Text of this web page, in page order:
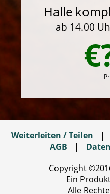
Halle
ab 14.00
Weiterleiten / Teilen |
AGB
|
Copyright
Ein
Alle